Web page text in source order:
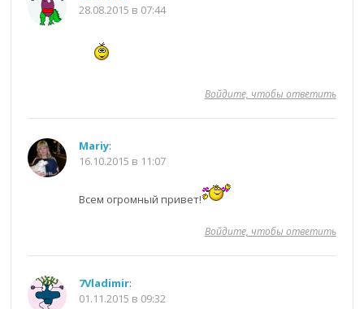
28.08.2015 в 07:44
Войдите, чтобы ответить
Mariy:
16.10.2015 в 11:07
Всем огромный привет!
Войдите, чтобы ответить
7Vladimir:
01.11.2015 в 09:32